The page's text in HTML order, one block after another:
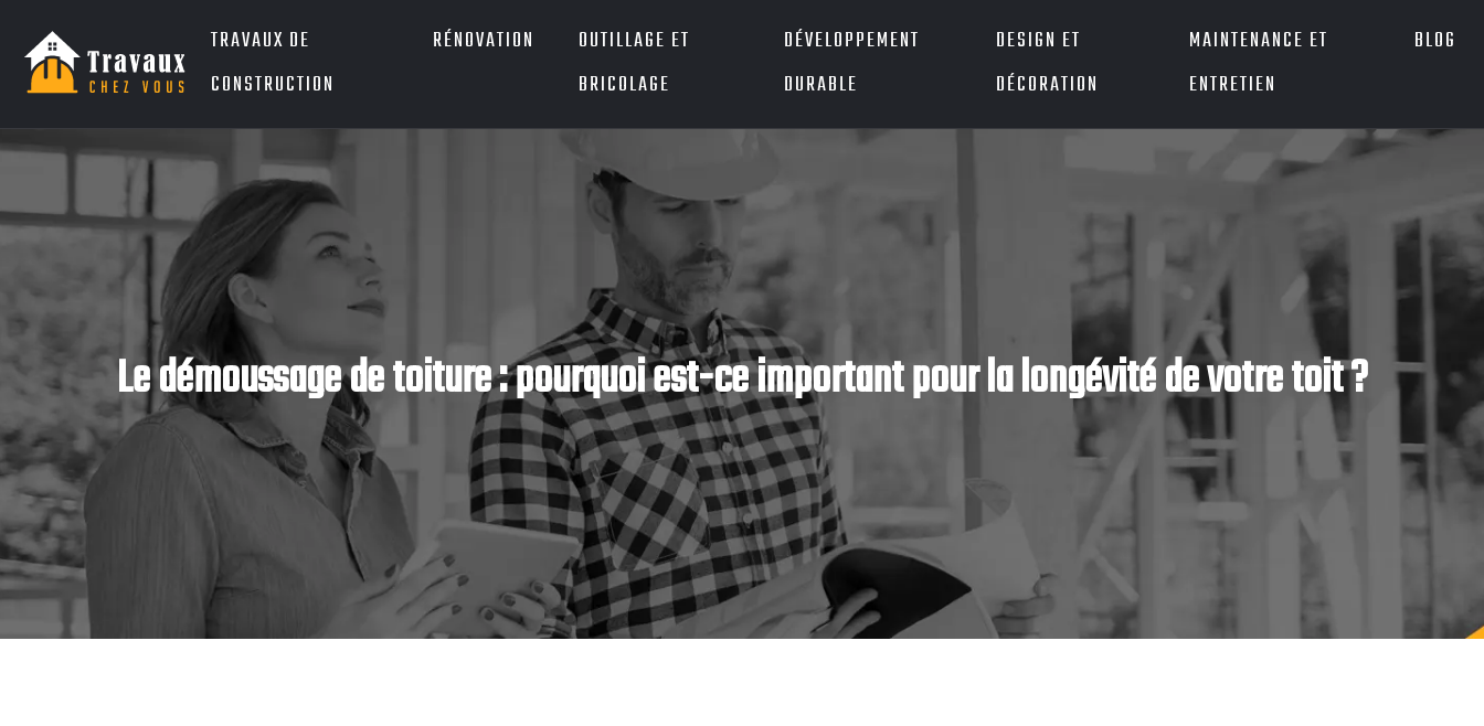
TRAVAUX DE
CONSTRUCTION
RÉNOVATION
OUTILLAGE ET
BRICOLAGE
DÉVELOPPEMENT
DURABLE
DESIGN ET
DÉCORATION
MAINTENANCE ET
ENTRETIEN
BLOG
Le démoussage de toiture : pourquoi est-ce important pour la longévité de votre toit ?